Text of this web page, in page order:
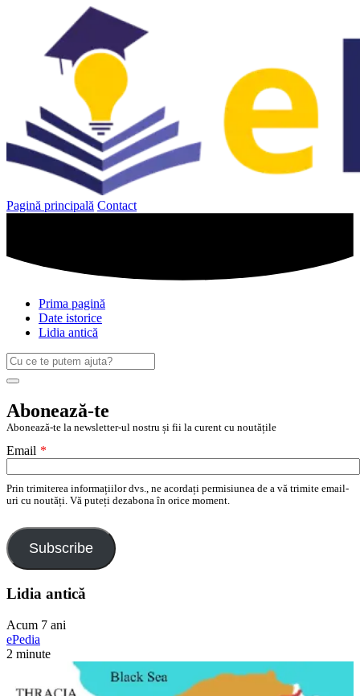
Pagină principală Contact
Prima pagină
Date istorice
Lidia antică
Caută
după:
Search
Abonează-te
Abonează-te la newsletter-ul nostru și fii la curent cu noutățile
Email *
Prin trimiterea informațiilor dvs., ne acordați permisiunea de a vă trimite email-
uri cu noutăți. Vă puteți dezabona în orice moment.
Subscribe
Lidia antică
Acum 7 ani
ePedia
2 minute